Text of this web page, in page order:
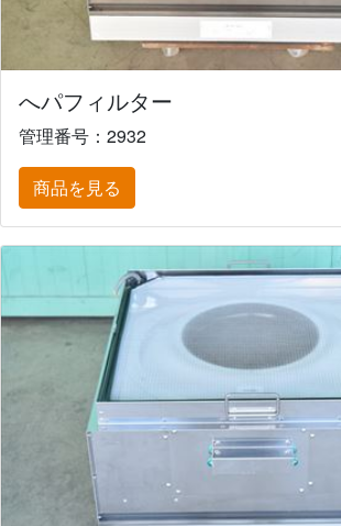
へパフィルター
管理番号：2932
商品を見る